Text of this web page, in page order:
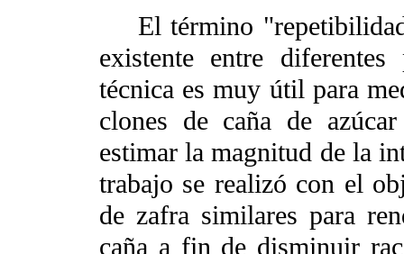
El término
existente entre
técnica es muy útil para
clones de caña de
estimar la magnitud de la
trabajo se realizó con el
de zafra similares para
caña a fin de disminuir